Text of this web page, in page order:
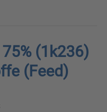
(1k236)
(Feed)